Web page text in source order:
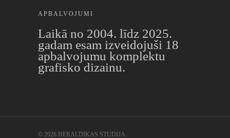
APBALVOJUMI
Laikā no 2004. līdz 2025.
gadam esam izveidojuši 18
apbalvojumu komplektu
grafisko dizainu.
© 2026 HERALDIKAS STUDIJA.